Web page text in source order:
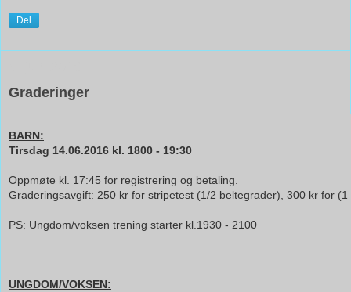
Del
Graderinger
BARN:
Tirsdag 14.06.2016 kl. 1800 - 19:30
Oppmøte kl. 17:45 for registrering og betaling.
Graderingsavgift: 250 kr for stripetest (1/2 beltegrader), 300 kr for
PS: Ungdom/voksen trening starter kl.1930 - 2100
UNGDOM/VOKSEN: